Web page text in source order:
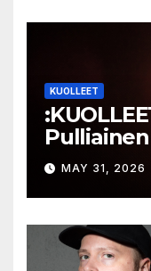
KUOLLEET
MAY 31, 2026